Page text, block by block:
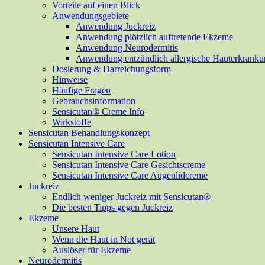
Vorteile auf einen Blick
Anwendungsgebiete
Anwendung Juckreiz
Anwendung plötzlich auftretende Ekzeme
Anwendung Neurodermitis
Anwendung entzündlich allergische
Dosierung & Darreichungsform
Hinweise
Häufige Fragen
Gebrauchsinformation
Sensicutan® Creme Info
Wirkstoffe
Sensicutan Behandlungskonzept
Sensicutan Intensive Care
Sensicutan Intensive Care Lotion
Sensicutan Intensive Care Gesichtscreme
Sensicutan Intensive Care Augenlidcreme
Juckreiz
Endlich weniger Juckreiz mit Sensicutan®
Die besten Tipps gegen Juckreiz
Ekzeme
Unsere Haut
Wenn die Haut in Not gerät
Auslöser für Ekzeme
Neurodermitis